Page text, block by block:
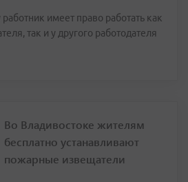
имеет право работать как
так и у другого работодателя
Во Владивостоке жителям
бесплатно устанавливают
пожарные извещатели